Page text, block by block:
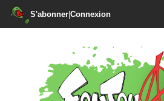
S'abonner|Connexion